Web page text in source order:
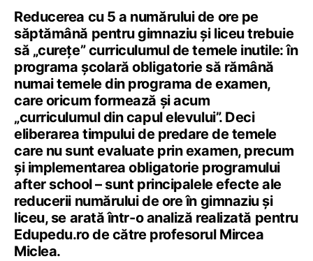
Reducerea cu 5 a numărului de ore pe
săptămână pentru gimnaziu și liceu trebuie
să „curețe” curriculumul de temele inutile: în
programa școlară obligatorie să rămână
numai temele din programa de examen,
care oricum formează și acum
„curriculumul din capul elevului”. Deci
eliberarea timpului de predare de temele
care nu sunt evaluate prin examen, precum
și implementarea obligatorie programului
after school – sunt principalele efecte ale
reducerii numărului de ore în gimnaziu și
liceu, se arată într-o analiză realizată pentru
Edupedu.ro de către profesorul Mircea
Miclea.